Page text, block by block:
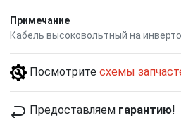
Примечание
Кабель высоковольтный на
Посмотрите схемы
Предоставляем гарантию!